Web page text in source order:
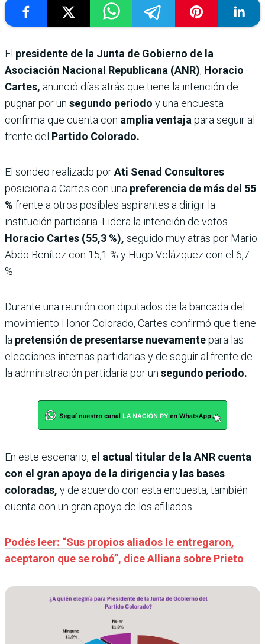
El presidente de la Junta de Gobierno de la
Asociación Nacional Republicana (ANR), Horacio
Cartes, anunció días atrás que tiene la intención de
pugnar por un segundo periodo y una encuesta
confirma que cuenta con amplia ventaja para seguir al
frente del Partido Colorado.
El sondeo realizado porAti Senad Consultores
posiciona a Cartes con una preferencia de más del 55
% frente a otros posibles aspirantes a dirigir la
institución partidaria. Lidera la intención de votos
Horacio Cartes (55,3 %), seguido muy atrás por Mario
Abdo Benítez con 15,1 % y Hugo Velázquez con el 6,7
%.
Durante una reunión con diputados de la bancada del
movimiento Honor Colorado, Cartes confirmó que tiene
la pretensión de presentarse nuevamentepara las
elecciones internas partidarias y de seguir al frente de
la administración partidaria por un segundo periodo.
En este escenario, el actual titular de la ANR cuenta
con el gran apoyo de la dirigencia y las bases
coloradas, y de acuerdo con esta encuesta, también
cuenta con un gran apoyo de los afiliados.
Podés leer: “Sus propios aliados le entregaron,
aceptaron que se robó”, dice Alliana sobre Prieto